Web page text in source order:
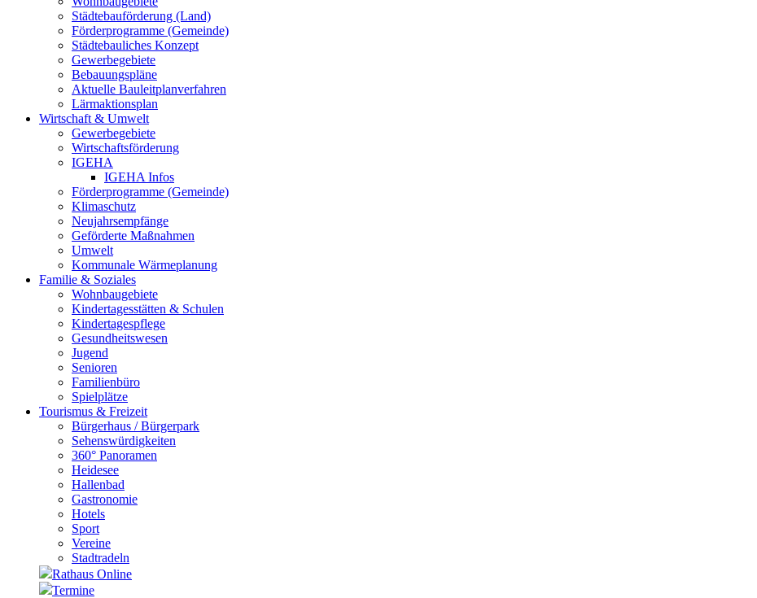
Städtebauförderung (Land)
Förderprogramme (Gemeinde)
Städtebauliches Konzept
Gewerbegebiete
Bebauungspläne
Aktuelle Bauleitplanverfahren
Lärmaktionsplan
Wirtschaft & Umwelt
Gewerbegebiete
Wirtschaftsförderung
IGEHA
IGEHA Infos
Förderprogramme (Gemeinde)
Klimaschutz
Neujahrsempfänge
Geförderte Maßnahmen
Umwelt
Kommunale Wärmeplanung
Familie & Soziales
Wohnbaugebiete
Kindertagesstätten & Schulen
Kindertagespflege
Gesundheitswesen
Jugend
Senioren
Familienbüro
Spielplätze
Tourismus & Freizeit
Bürgerhaus / Bürgerpark
Sehenswürdigkeiten
360° Panoramen
Heidesee
Hallenbad
Gastronomie
Hotels
Sport
Vereine
Stadtradeln
Rathaus Online
Termine